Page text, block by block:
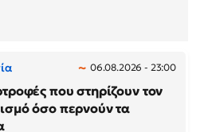
06.08.2026 - 23:00
που στηρίζουν τον
όσο περνούν τα